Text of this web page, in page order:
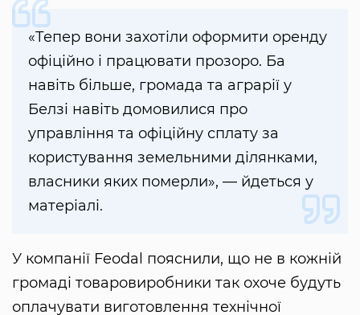
«Тепер вони захотіли оформити оренду
офіційно і працювати прозоро. Ба
навіть більше, громада та аграрії у
Белзі навіть домовилися про
управління та офіційну сплату за
користування земельними ділянками,
власники яких померли», — йдеться у
матеріалі.
У компанії Feodal пояснили, що не в кожній
громаді товаровиробники так охоче будуть
оплачувати виготовлення технічної